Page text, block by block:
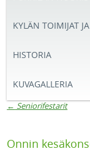
KYLÄN TOIMIJAT
HISTORIA
KUVAGALLERIA
← Seniorifestarit
Onnin